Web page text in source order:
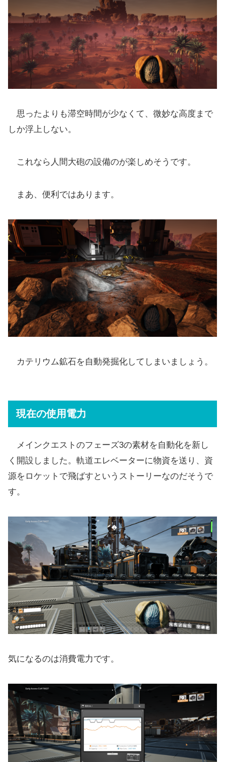
思ったよりも滞空時間が少なくて、微妙な高度まで
しか浮上しない。
これなら人間大砲の設備のが楽しめそうです。
まあ、便利ではあります。
カテリウム鉱石を自動発掘化してしまいましょう。
現在の使用電力
メインクエストのフェーズ3の素材を自動化を新し
く開設しました。軌道エレベーターに物資を送り、資
源をロケットで飛ばすというストーリーなのだそうで
す。
気になるのは消費電力です。